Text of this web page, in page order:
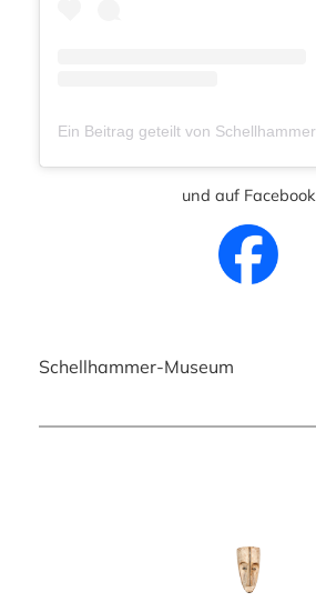
und auf Facebook
Schellhammer-Museum